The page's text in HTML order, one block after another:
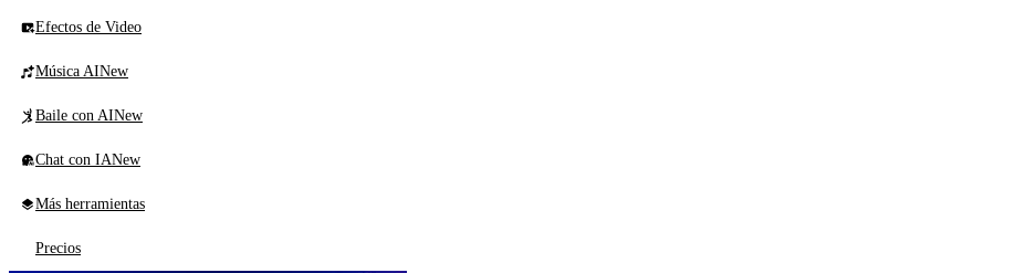
Efectos de Video
Música AINew
Baile con AINew
Chat con IANew
Más herramientas
Precios